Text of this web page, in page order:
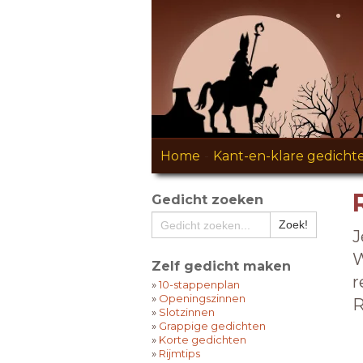
Home Kant-en-klare
Gedicht zoeken
Zelf gedicht maken
»10-stappenplan
» Openingszinnen
» Slotzinnen
» Grappige gedichten
» Korte gedichten
» Rijmtips